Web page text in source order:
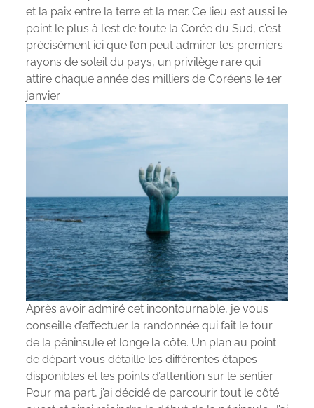
et la paix entre la terre et la mer. Ce lieu est aussi le
point le plus à l’est de toute la Corée du Sud, c’est
précisément ici que l’on peut admirer les premiers
rayons de soleil du pays, un privilège rare qui
attire chaque année des milliers de Coréens le 1er
janvier.
Après avoir admiré cet incontournable, je vous
conseille d’effectuer la randonnée qui fait le tour
de la péninsule et longe la côte. Un plan au point
de départ vous détaille les différentes étapes
disponibles et les points d’attention sur le sentier.
Pour ma part, j’ai décidé de parcourir tout le côté